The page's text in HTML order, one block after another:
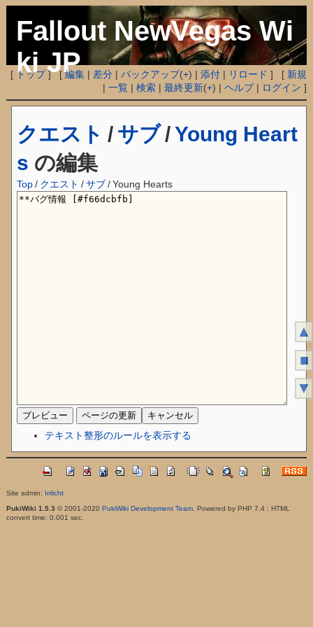
Fallout NewVegas Wi
ki JP
[ トップ] [編集 | 差分 |バックアップ(+) |添付 | リロード ] [ 新規
|一覧 |検索 |最終更新(+) |ヘルプ| ログイン ]
クエスト / サブ /Young Heart
s の編集
Top / クエスト /サブ/ Young Hearts
テキスト整形のルールを表示する
Site admin: Irrlicht
PukiWiki 1.5.3 © 2001-2020 PukiWiki Development Team. Powered by PHP 7.4 : HTML
convert time: 0.001 sec.
▲
■
▼